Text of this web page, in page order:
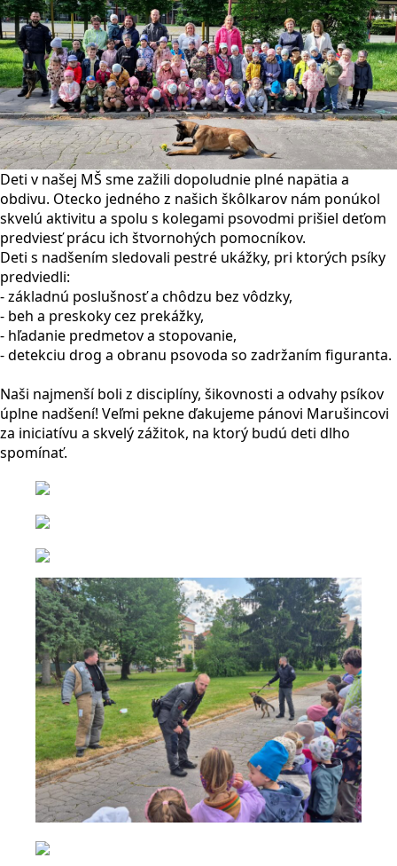
Deti v našej MŠ sme zažili dopoludnie plné napätia a
obdivu. Otecko jedného z našich škôlkarov nám ponúkol
skvelú aktivitu a spolu s kolegami psovodmi prišiel deťom
predviesť prácu ich štvornohých pomocníkov.
Deti s nadšením sledovali pestré ukážky, pri ktorých psíky
predviedli:
- základnú poslušnosť a chôdzu bez vôdzky,
- beh a preskoky cez prekážky,
- hľadanie predmetov a stopovanie,
-detekciu drog a obranu psovoda so zadržaním figuranta.
Naši najmenší boli z disciplíny, šikovnosti a odvahy psíkov
úplne nadšení! Veľmi pekne ďakujeme pánovi Marušincovi
za iniciatívu a skvelý zážitok, na ktorý budú deti dlho
spomínať.